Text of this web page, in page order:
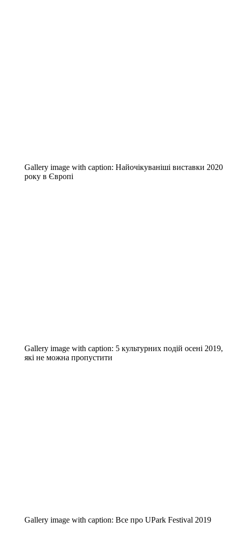
Gallery image with caption: Найочікуваніші виставки 2020
року в Європі
Gallery image with caption: 5 культурних подій осені 2019,
які не можна пропустити
Gallery image with caption: Все про UPark Festival 2019